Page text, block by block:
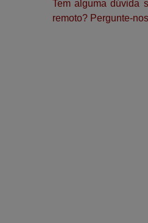
Tem alguma dúvida
remoto? Pergunte-